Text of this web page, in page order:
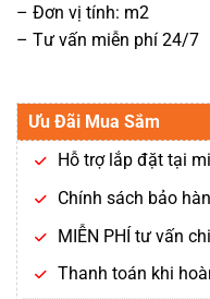
– Đơn vị tính: m2
– Tư vấn miễn phí 24/7
Ưu Đãi Mua Sắm
Hỗ trợ lắp đặt tại
Chính sách bảo
MIỄN PHÍ tư vấn
Thanh toán khi